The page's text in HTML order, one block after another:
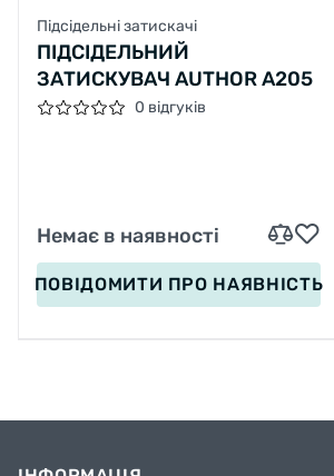
Підсідельні затискачі
ПІДСІДЕЛЬНИЙ
ЗАТИСКУВАЧ AUTHOR A205
0 відгуків
Немає в наявності
ПОВІДОМИТИ ПРО НАЯВНІСТЬ